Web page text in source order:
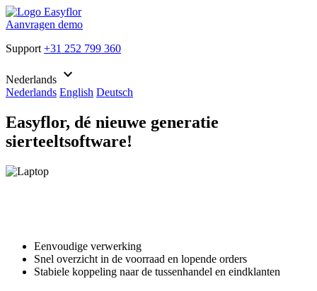
Aanvragen demo
Support +31 252 799 360
Nederlands keyboard_arrow_down
Nederlands English Deutsch
Easyflor, dé nieuwe generatie
sierteeltsoftware!
Eenvoudige verwerking
Snel overzicht in de voorraad en lopende orders
Stabiele koppeling naar de tussenhandel en eindklanten